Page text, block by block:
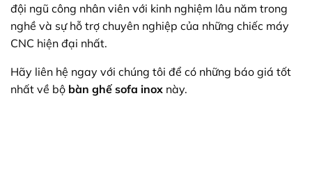
đội ngũ công nhân viên với kinh nghiệm lâu năm trong
nghề và sự hỗ trợ chuyên nghiệp của những chiếc máy
CNC hiện đại nhất.
Hãy liên hệ ngay với chúng tôi để có những báo giá tốt
nhất về bộ bàn ghế sofa inox này.